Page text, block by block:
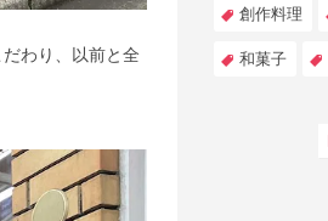
わり、以前と全
創作料理
和菓子